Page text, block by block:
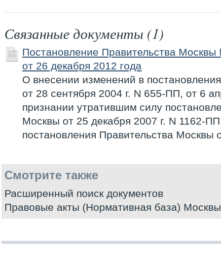
Связанные документы (1)
Постановление Правительства
от 26 декабря 2012 года
О внесении изменений в
от 28 сентября 2004 г. N 655-ПП, от 6
признании утратившим силу
Москвы от 25 декабря 2007 г. N 1162-
постановления Правительства Москвы
Смотрите также
Расширенный поиск документов
Правовые акты (Нормативная база) Москвы